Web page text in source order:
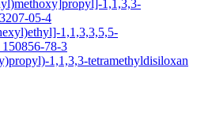
1,1,3,3-
05-4
1,1,3,3,5,5-
78-3
1,1,3,3-tetramethyldisiloxan